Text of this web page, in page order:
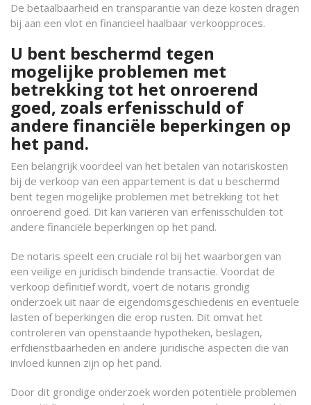
De betaalbaarheid en transparantie van deze kosten dragen
bij aan een vlot en financieel haalbaar verkoopproces.
U bent beschermd tegen
mogelijke problemen met
betrekking tot het onroerend
goed, zoals erfenisschuld of
andere financiële beperkingen op
het pand.
Een belangrijk voordeel van het betalen van notariskosten
bij de verkoop van een appartement is dat u beschermd
bent tegen mogelijke problemen met betrekking tot het
onroerend goed. Dit kan variëren van erfenisschulden tot
andere financiële beperkingen op het pand.
De notaris speelt een cruciale rol bij het waarborgen van
een veilige en juridisch bindende transactie. Voordat de
verkoop definitief wordt, voert de notaris grondig
onderzoek uit naar de eigendomsgeschiedenis en eventuele
lasten of beperkingen die erop rusten. Dit omvat het
controleren van openstaande hypotheken, beslagen,
erfdienstbaarheden en andere juridische aspecten die van
invloed kunnen zijn op het pand.
Door dit grondige onderzoek worden potentiële problemen